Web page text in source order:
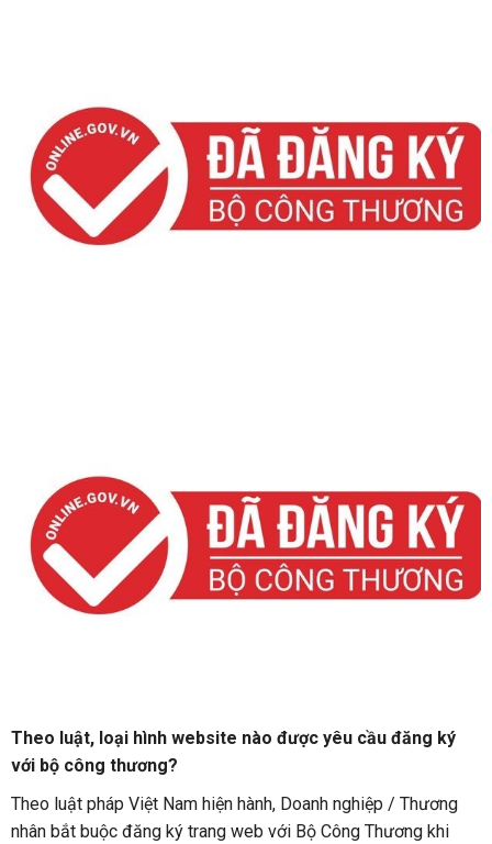
Theo luật, loại hình website nào được yêu cầu đăng ký
với bộ công thương?
Theo luật pháp Việt Nam hiện hành, Doanh nghiệp / Thương
nhân bắt buộc đăng ký trang web với Bộ Công Thương khi